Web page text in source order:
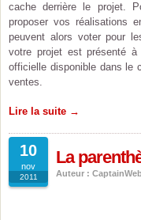
cache derrière le projet.
proposer vos réalisations
peuvent alors voter pour
votre projet est présenté
officielle disponible dans le
ventes.
Lire la suite →
10
nov
2011
La
Auteur : CaptainWeb